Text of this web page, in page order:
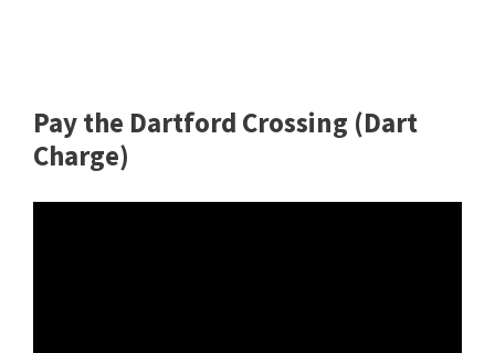
Pay the Dartford Crossing (Dart
Charge)